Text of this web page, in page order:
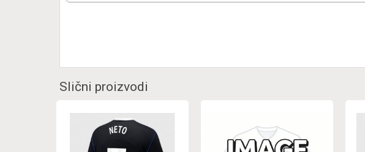
Slični proizvodi